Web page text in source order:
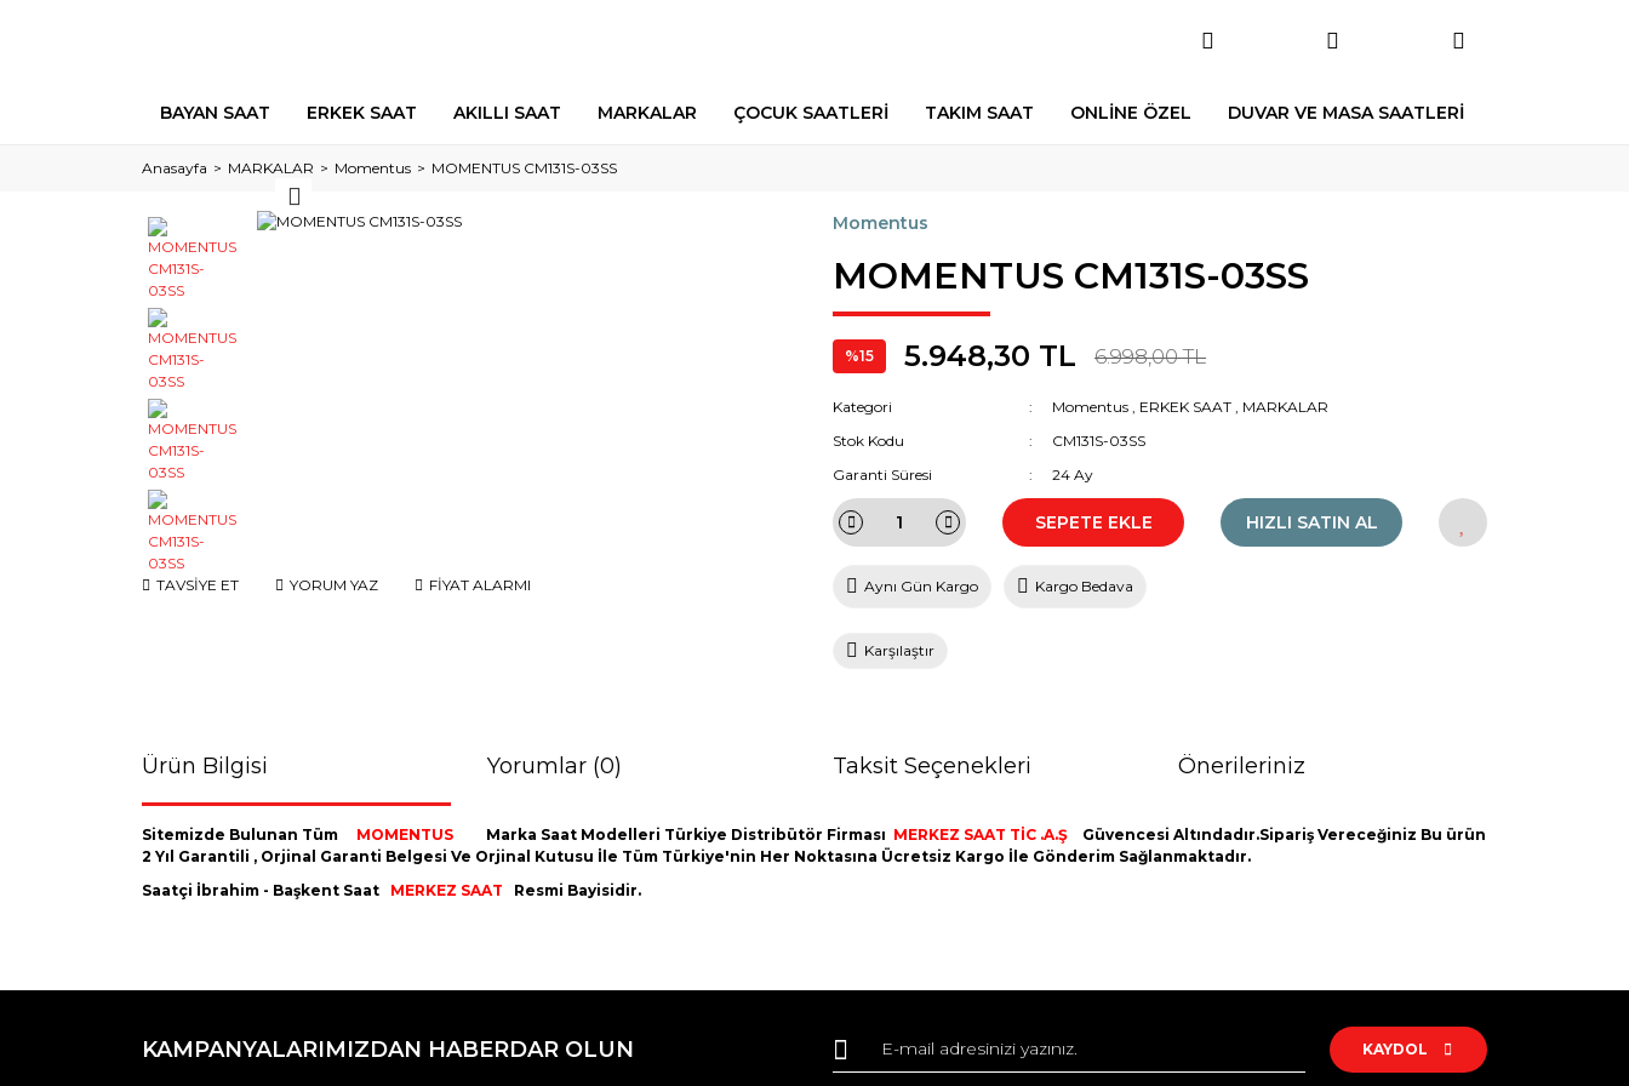
BAYAN SAAT ERKEK SAAT AKILLI SAAT MARKALAR ÇOCUK SAATLERİ TAKIM SAAT ONLİNE ÖZEL DUVAR VE MASA SAATLERİ
Anasayfa MARKALAR Momentus MOMENTUS CM131S-03SS
TAVSİYE ET YORUM YAZ FİYAT ALARMI
Momentus
MOMENTUS CM131S-03SS
%15 5.948,30 TL 6.998,00 TL
Kategori Momentus , ERKEK SAAT , MARKALAR
Stok Kodu
CM131S-03SS
Garanti Süresi
24 Ay
SEPETE EKLE HIZLI SATIN AL
Aynı Gün Kargo Kargo Bedava
Karşılaştır
Ürün Bilgisi Yorumlar (0) Taksit Seçenekleri Önerileriniz
Sitemizde Bulunan Tüm MOMENTUS Marka Saat Modelleri Türkiye Distribütör Firması MERKEZ SAAT TİC .A.Ş
Güvencesi Altındadır.Sipariş Vereceğiniz Bu ürün
2 Yıl Garantili , Orjinal Garanti Belgesi Ve Orjinal Kutusu İle Tüm Türkiye'nin Her Noktasına Ücretsiz Kargo İle Gönderim Sağlanmaktadır.
Saatçi İbrahim - Başkent Saat MERKEZ SAAT Resmi Bayisidir.
Yorum Yaz
Görüş ve önerileriniz için teşekkür ederiz.
Ürün resmi kalitesiz, bozuk veya görüntülenemiyor.
KAMPANYALARIMIZDAN HABERDAR OLUN KAYDOL